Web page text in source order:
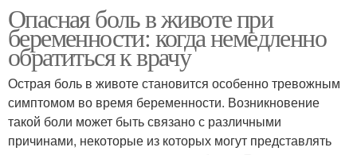
Опасная боль в животе при
беременности: когда немедленно
обратиться к врачу
Острая боль в животе становится особенно тревожным
симптомом во время беременности. Возникновение
такой боли может быть связано с различными
причинами, некоторые из которых могут представлять